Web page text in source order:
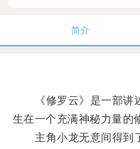
简介
《修罗云》是一部讲
生在一个充满神秘力量的
主角小龙无意间得到了